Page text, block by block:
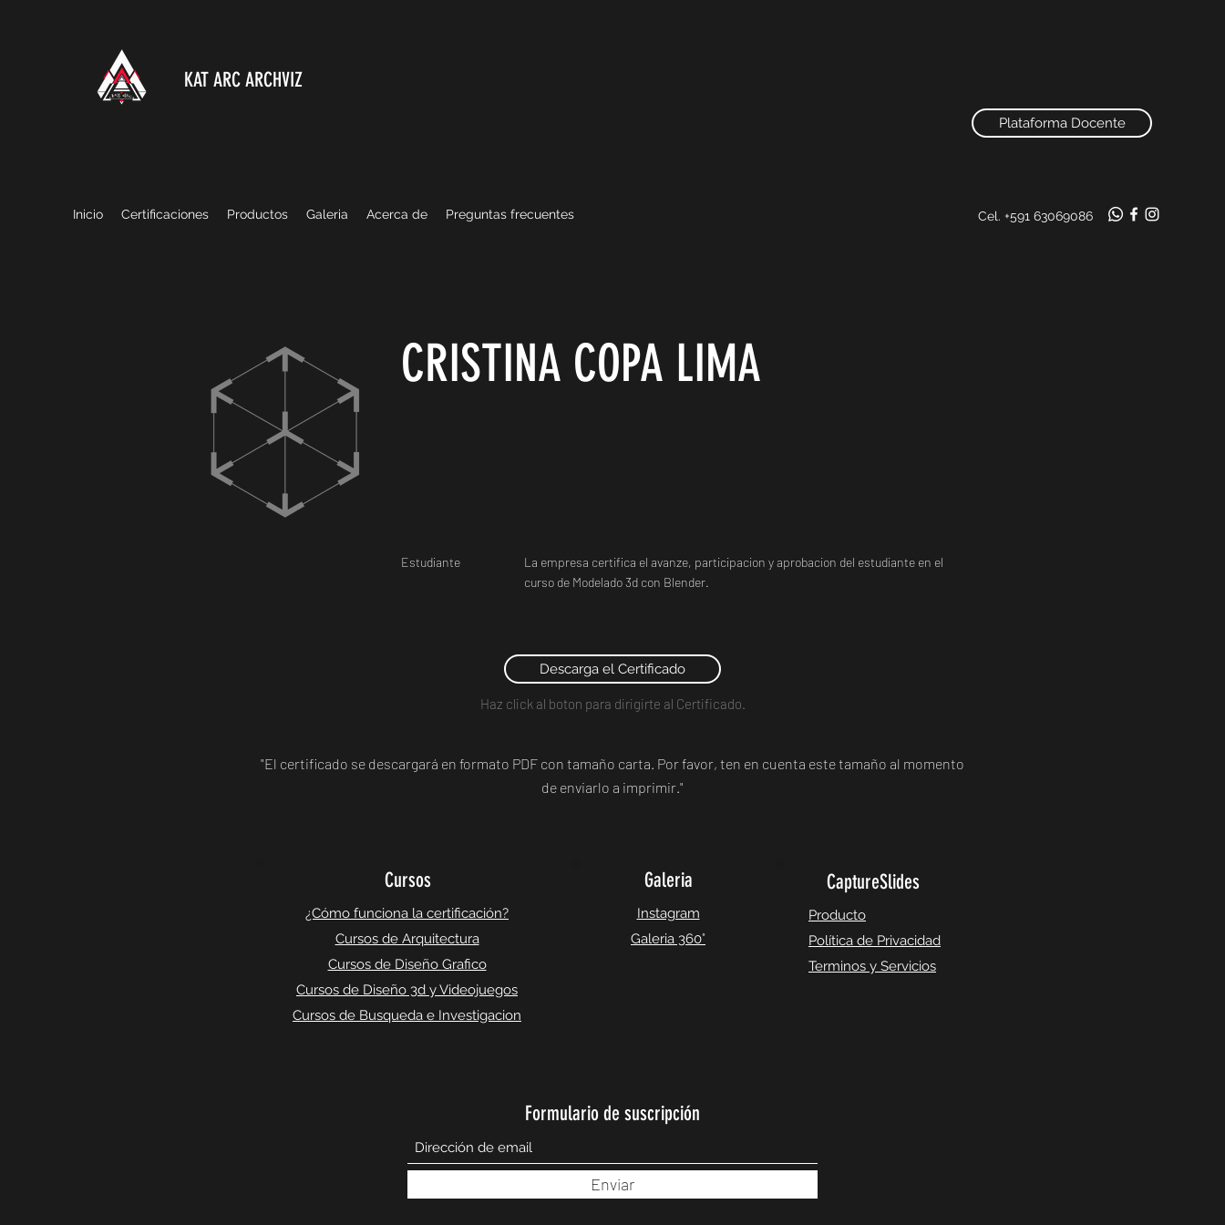
KAT ARC ARCHVIZ
Plataforma Docente
Inicio Certificaciones Productos Galeria Acerca de Preguntas frecuentes Cel. +591 63069086
CRISTINA COPA LIMA
Estudiante
La empresa certifica el avanze, participacion y aprobacion del estudiante en el
curso de Modelado 3d con Blender.
Descarga el Certificado
Haz click al boton para dirigirte al Certificado.
"El certificado se descargará en formato PDF con tamaño carta. Por favor, ten en cuenta este tamaño al momento
de enviarlo a imprimir."
Cursos
¿Cómo funciona la certificación?
Cursos de Arquitectura
Cursos de Diseño Grafico
Cursos de Diseño 3d y Videojuegos
Cursos de Busqueda e Investigacion
Galeria
Instagram
Galeria 360°
CaptureSlides
Producto
Política de Privacidad
Terminos y Servicios
Formulario de suscripción
Enviar